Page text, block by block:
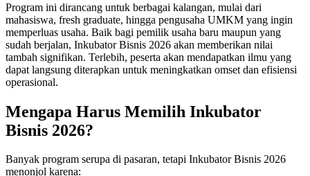
Program ini dirancang untuk berbagai kalangan, mulai dari
mahasiswa, fresh graduate, hingga pengusaha UMKM yang ingin
memperluas usaha. Baik bagi pemilik usaha baru maupun yang
sudah berjalan, Inkubator Bisnis 2026 akan memberikan nilai
tambah signifikan. Terlebih, peserta akan mendapatkan ilmu yang
dapat langsung diterapkan untuk meningkatkan omset dan efisiensi
operasional.
Mengapa Harus Memilih Inkubator
Bisnis 2026?
Banyak program serupa di pasaran, tetapi Inkubator Bisnis 2026
menonjol karena: